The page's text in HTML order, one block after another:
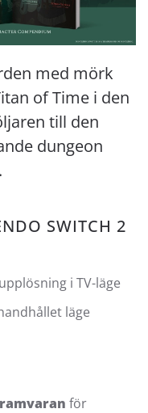
med mörk
of Time i den
till den
dungeon
SWITCH 2
i TV-läge
läge
för